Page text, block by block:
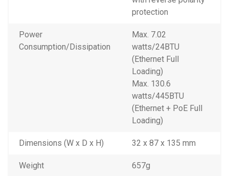
protection
Power
Consumption/Dissipation
Max. 7.02
watts/24BTU
(Ethernet Full
Loading)
Max. 130.6
watts/445BTU
(Ethernet + PoE Full
Loading)
Dimensions (W x D x H) 32 x 87 x 135 mm
Weight 657g